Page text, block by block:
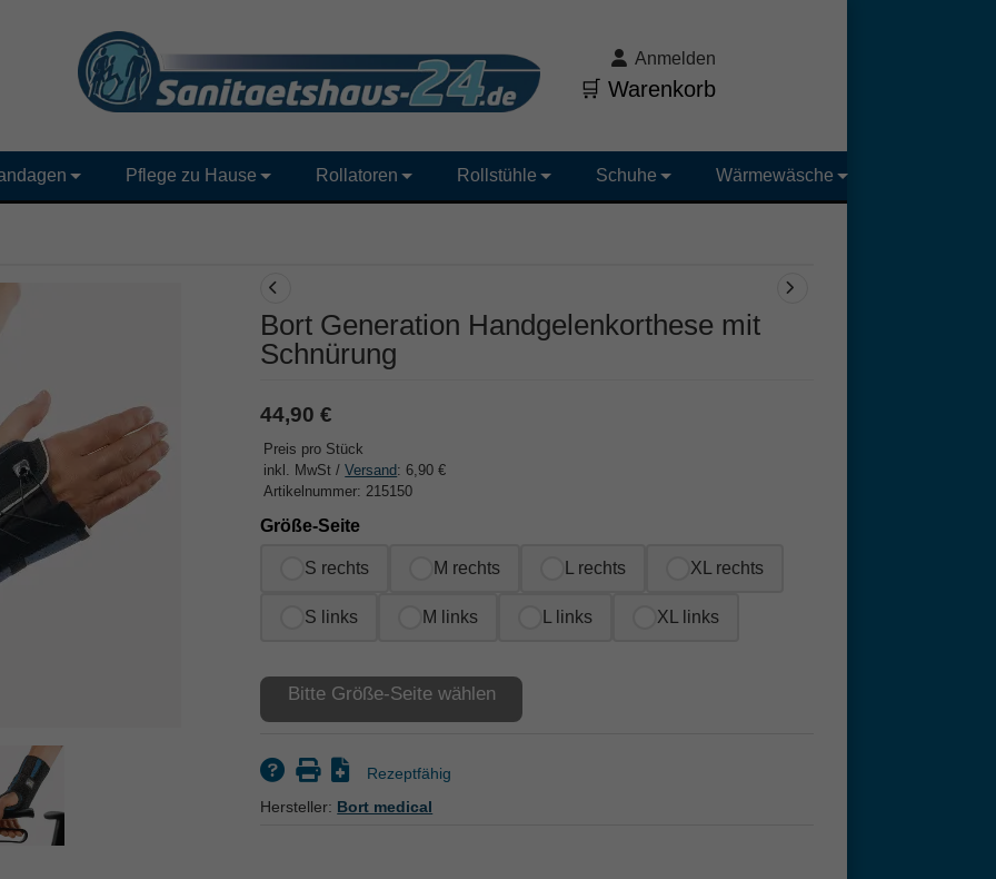
Anmelden
🛒 Warenkorb
Pflege zu Hause Rollatoren Rollstühle Schuhe Wärmewäsche
Bort Generation Handgelenkorthese mit
Schnürung
44,90 €
Preis pro Stück
inkl. MwSt /Versand: 6,90 €
Artikelnummer: 215150
Größe-Seite
S rechts M rechts L rechts XL rechts
S links M links L links XL links
Bitte Größe-Seite wählen
Rezeptfähig
Hersteller: Bort medical